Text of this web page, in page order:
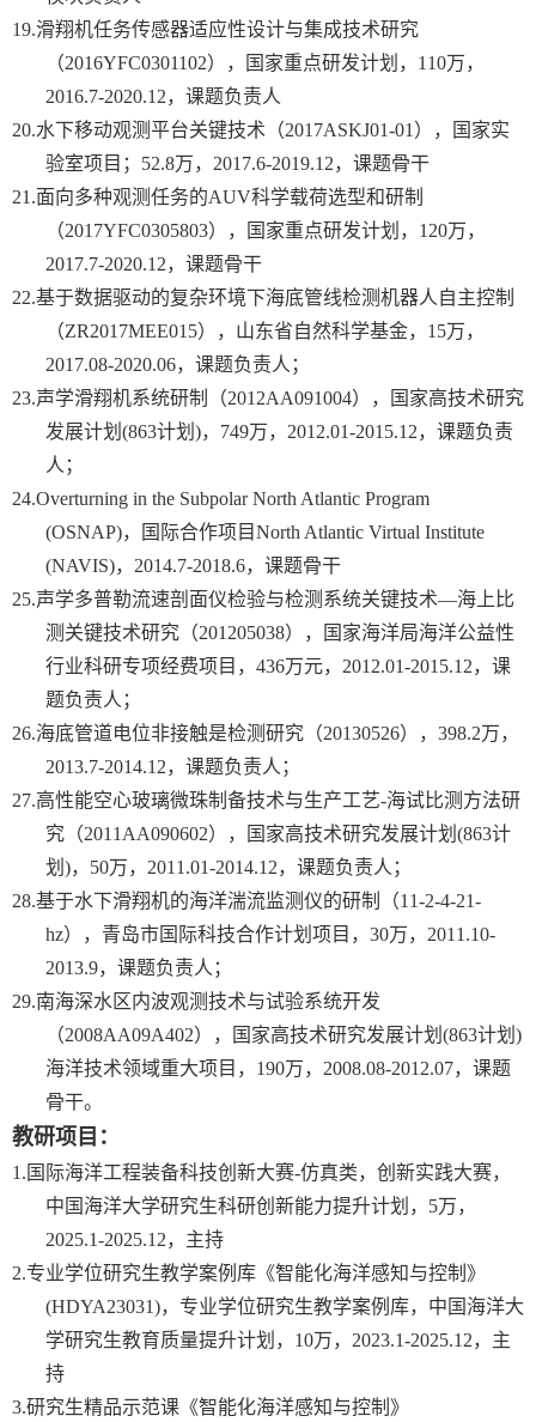
19.滑翔机任务传感器适应性设计与集成技术研究
（2016YFC0301102），国家重点研发计划， 110万，
2016.7-2020.12，课题负责人
20.水下移动观测平台关键技术（2017ASKJ01-01 ），国家实
验室项目； 52.8万， 2017.6-2019.12，课题骨干
21.面向多种观测任务的AUV科学载荷选型和研制
（2017YFC0305803），国家重点研发计划， 120万，
2017.7-2020.12，课题骨干
22.基于数据驱动的复杂环境下海底管线检测机器人自主控制
（ZR2017MEE015），山东省自然科学基金， 15万，
2017.08-2020.06，课题负责人；
23.声学滑翔机系统研制（2012AA091004），国家高技术研究
发展计划 (863计划 )， 749万， 2012.01-2015.12，课题负责
人；
24.Overturning in the Subpolar North Atlantic Program
(OSNAP)，国际合作项目North Atlantic Virtual Institute
(NAVIS)， 2014.7-2018.6，课题骨干
25.声学多普勒流速剖面仪检验与检测系统关键技术—海上比
测关键技术研究（201205038），国家海洋局海洋公益性
行业科研专项经费项目， 436万元， 2012.01-2015.12，课
题负责人；
26.海底管道电位非接触是检测研究（20130526）， 398.2万，
2013.7-2014.12，课题负责人；
27.高性能空心玻璃微珠制备技术与生产工艺-海试比测方法研
究（2011AA090602），国家高技术研究发展计划 (863计
划 )， 50万， 2011.01-2014.12，课题负责人；
28.基于水下滑翔机的海洋湍流监测仪的研制（11-2-4-21-
hz），青岛市国际科技合作计划项目， 30万， 2011.10-
2013.9，课题负责人；
29.南海深水区内波观测技术与试验系统开发
（2008AA09A402），国家高技术研究发展计划 (863计划 )
海洋技术领域重大项目， 190万， 2008.08-2012.07，课题
骨干。
教研项目：
1. 国际海洋工程装备科技创新大赛-仿真类，创新实践大赛，
中国海洋大学研究生科研创新能力提升计划， 5万，
2025.1-2025.12，主持
2.专业学位研究生教学案例库《智能化海洋感知与控制》
(HDYA23031)，专业学位研究生教学案例库，中国海洋大
学研究生教育质量提升计划， 10万， 2023.1-2025.12，主
持
3.研究生精品示范课《智能化海洋感知与控制》